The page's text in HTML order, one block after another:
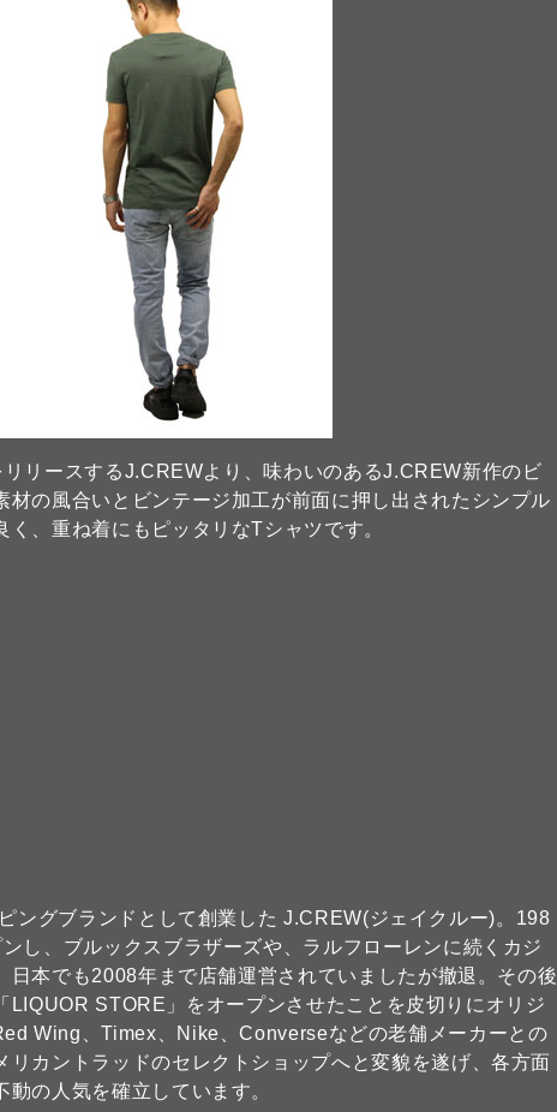
リースするJ.CREWより、味わいのあるJ.CREW新作のビ
の風合いとビンテージ加工が前面に押し出されたシンプル
、重ね着にもピッタリなTシャツです。
ングブランドとして創業した J.CREW(ジェイクルー)。198
し、ブルックスブラザーズや、ラルフローレンに続くカジ
日本でも2008年まで店舗運営されていましたが撤退。その後
LIQUOR STORE」をオープンさせたことを皮切りにオリジ
Wing、Timex、Nike、Converseなどの老舗メーカーとの
カントラッドのセレクトショップへと変貌を遂げ、各方面
の人気を確立しています。